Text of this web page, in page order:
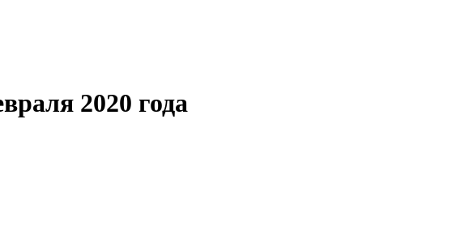
2020 года